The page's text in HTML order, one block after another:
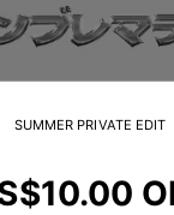
SUMMER PRIVATE EDIT